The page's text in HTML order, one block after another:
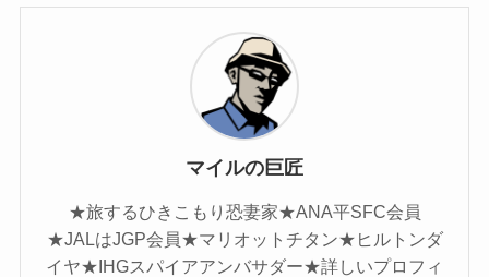
マイルの巨匠
★旅するひきこもり恐妻家★ANA平SFC会員
★JALはJGP会員★マリオットチタン★ヒルトンダ
イヤ★IHGスパイアアンバサダー★詳しいプロフィ